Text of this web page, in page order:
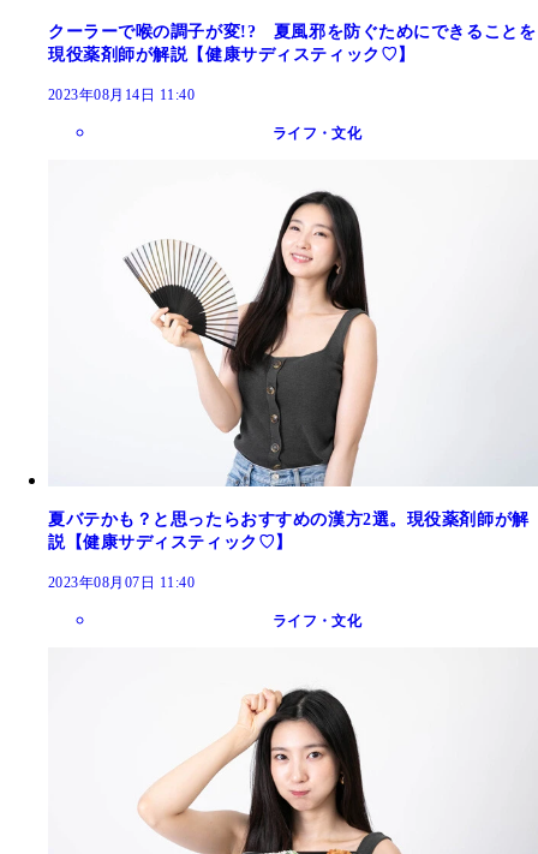
クーラーで喉の調子が変!? 夏風邪を防ぐためにできることを
現役薬剤師が解説【健康サディスティック♡】
2023年08月14日 11:40
ライフ・文化
夏バテかも？と思ったらおすすめの漢方2選。現役薬剤師が解
説【健康サディスティック♡】
2023年08月07日 11:40
ライフ・文化